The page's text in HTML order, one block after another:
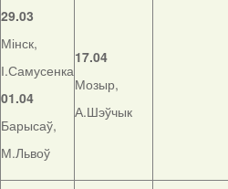
29.03
Мінск,
І.Самусенка
01.04
Барысаў,
М.Львоў
17.04
Мозыр,
А.Шэўчык